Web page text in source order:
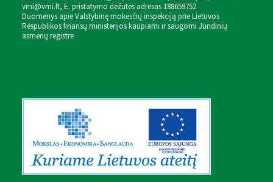
vmi@vmi.lt, E. pristatymo dėžutės adresas 188659752
Duomenys apie Valstybinę mokesčių inspekciją prie Lietuvos
Respublikos finansų ministerijos kaupiami ir saugomi Juridinių
asmenų registre